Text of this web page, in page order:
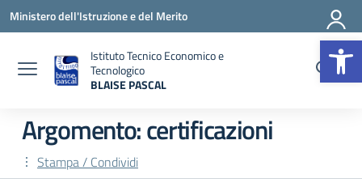
Vai ai contenuti
Vai al menu di navigazione
Vai al footer
Ministero dell'Istruzione e del Merito
Istituto Tecnico Economico e
Tecnologico
BLAISE PASCAL
Argomento: certificazioni
Stampa / Condividi